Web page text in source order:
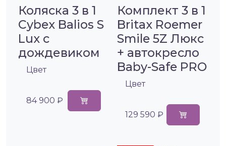
Коляска 3 в 1
Cybex Balios S
Lux с
дождевиком
Цвет
84 900 ₽
Комплект 3 в 1
Britax Roemer
Smile 5Z Люкс
+ автокресло
Baby-Safe PRO
Цвет
129 590 ₽